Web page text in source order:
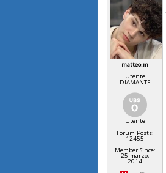
matteo.m
Utente
DIAMANTE
Utente
Forum Posts:
12455
Member Since:
25 marzo,
2014